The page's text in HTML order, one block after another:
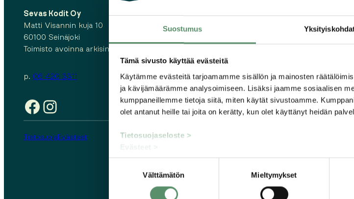
Suostumus
Tämä sivusto käyttää evästeitä
Käytämme evästeitä tarjoamamme sisällön ja mainosten
ja kävijämäärämme analysoimiseen. Lisäksi jaamme sosiaalisen
kumppaneillemme tietoja siitä, miten käytät sivustoamme.
olet antanut heille tai joita on kerätty, kun olet käyttänyt heidän
Tietosuojaseloste >
Evästeet >
Välttämätön Mieltymykset
Sevas Kodit Oy
Matti Visannin kuja 10
60100 Seinäjoki
Toimisto avoinna arkisin kello 10.00 – 14.00
p. 06 420 3311
Facebook
Instagram
TietosuojaEvästeet